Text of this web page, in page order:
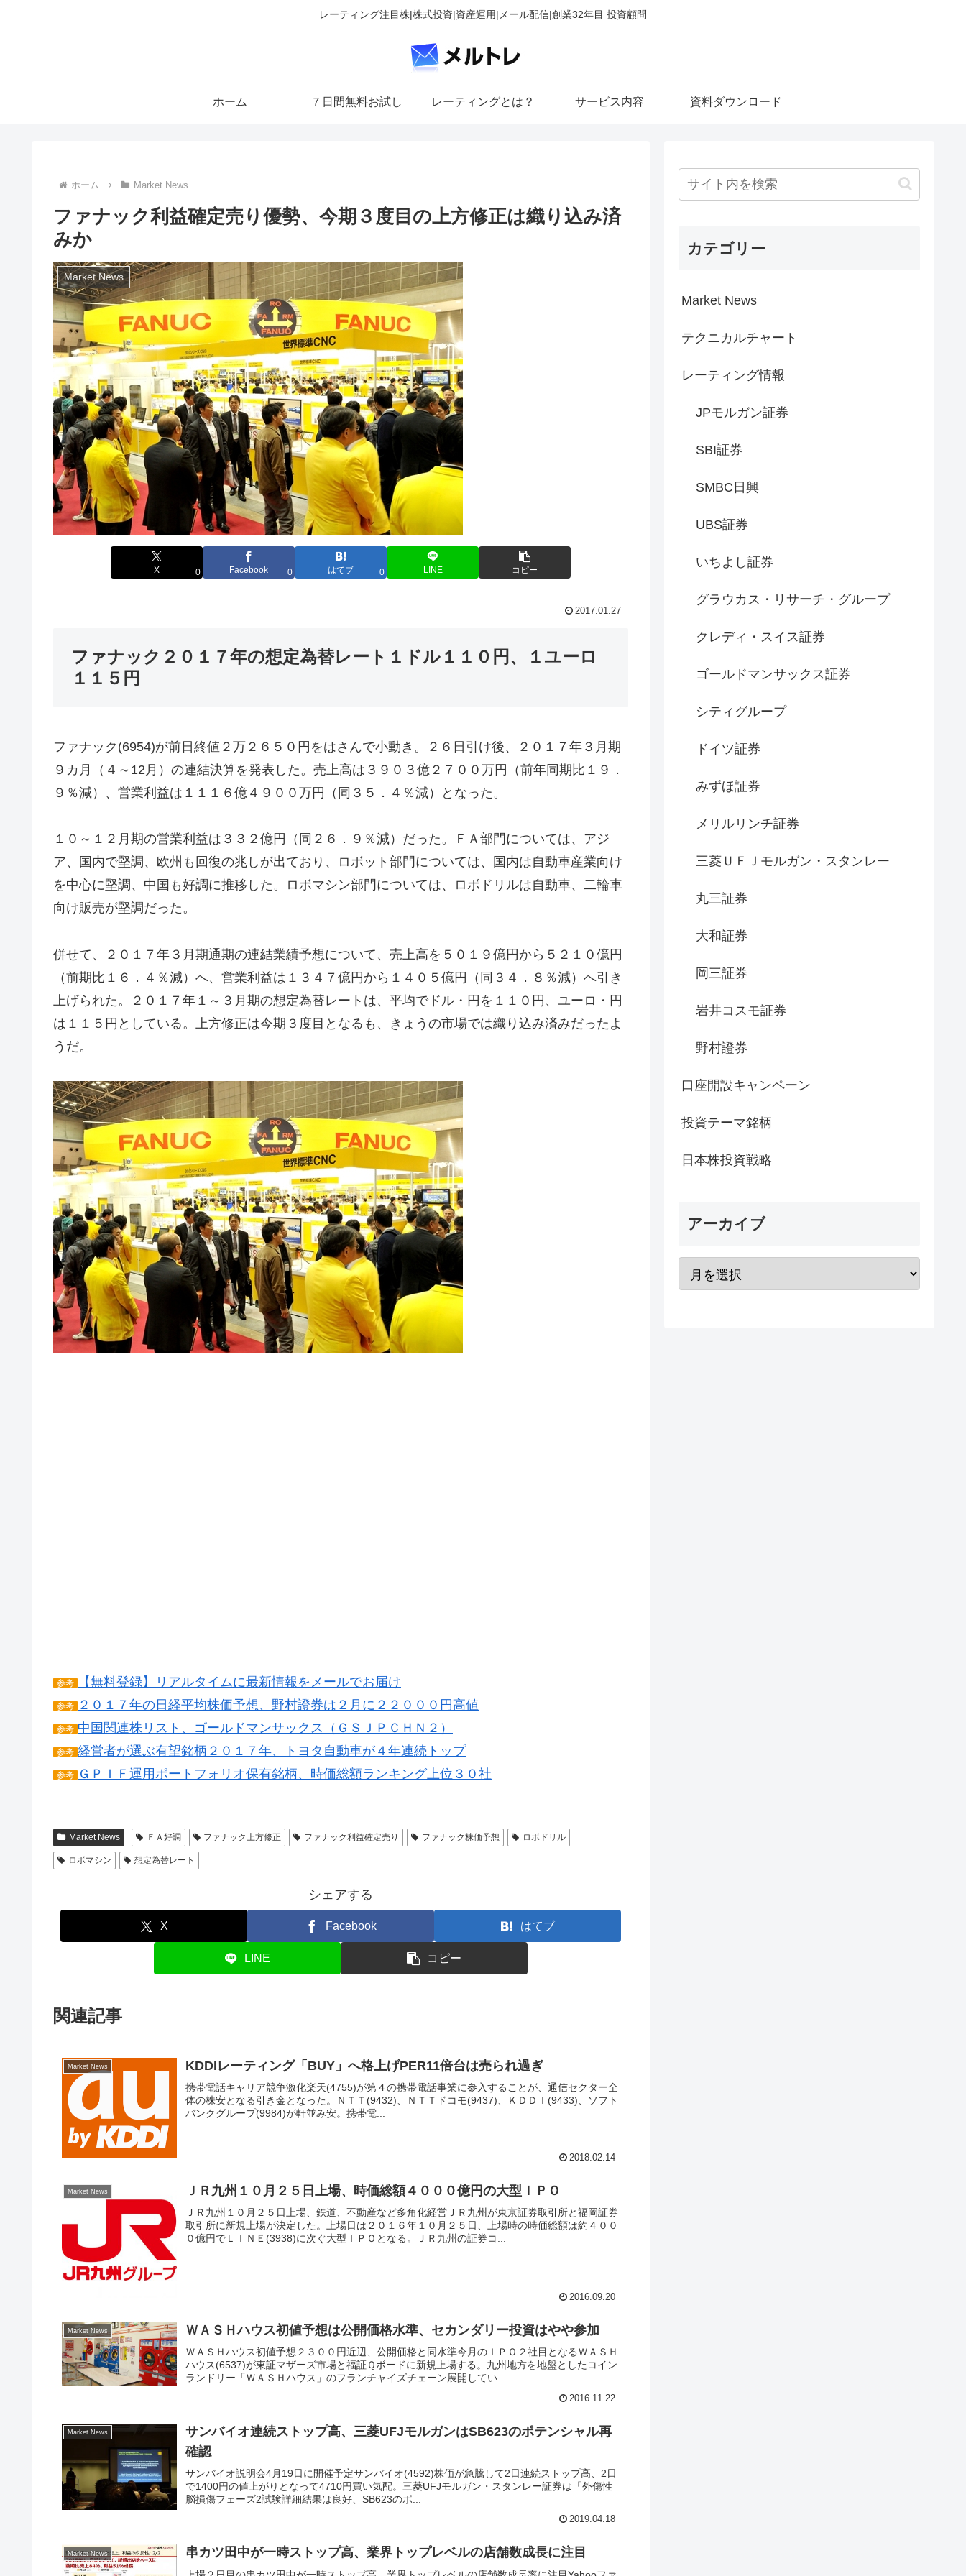
レーティング注目株|株式投資|資産運用|メール配信|創業32年目 投資顧問
ホーム ７日間無料お試し レーティングとは？ サービス内容 資料ダウンロード
ホーム Market News
ファナック利益確定売り優勢、今期３度目の上方修正は織り込み済
みか
Market News
X 0 Facebook 0 はてブ 0 LINE コピー
2017.01.27
ファナック２０１７年の想定為替レート１ドル１１０円、１ユーロ
１１５円
ファナック(6954)が前日終値２万２６５０円をはさんで小動き。２６日引け後、２０１７年３月期
９カ月（４～12月）の連結決算を発表した。売上高は３９０３億２７００万円（前年同期比１９．
９％減）、営業利益は１１１６億４９００万円（同３５．４％減）となった。
１０～１２月期の営業利益は３３２億円（同２６．９％減）だった。ＦＡ部門については、アジ
ア、国内で堅調、欧州も回復の兆しが出ており、ロボット部門については、国内は自動車産業向け
を中心に堅調、中国も好調に推移した。ロボマシン部門については、ロボドリルは自動車、二輪車
向け販売が堅調だった。
併せて、２０１７年３月期通期の連結業績予想について、売上高を５０１９億円から５２１０億円
（前期比１６．４％減）へ、営業利益は１３４７億円から１４０５億円（同３４．８％減）へ引き
上げられた。２０１７年１～３月期の想定為替レートは、平均でドル・円を１１０円、ユーロ・円
は１１５円としている。上方修正は今期３度目となるも、きょうの市場では織り込み済みだったよ
うだ。
参考 【無料登録】リアルタイムに最新情報をメールでお届け
参考 ２０１７年の日経平均株価予想、野村證券は２月に２２０００円高値
参考 中国関連株リスト、ゴールドマンサックス（ＧＳＪＰＣＨＮ２）
参考 経営者が選ぶ有望銘柄２０１７年、トヨタ自動車が４年連続トップ
参考 ＧＰＩＦ運用ポートフォリオ保有銘柄、時価総額ランキング上位３０社
Market News ＦＡ好調 ファナック上方修正 ファナック利益確定売り ファナック株価予想 ロボドリル
ロボマシン 想定為替レート
シェアする
X Facebook はてブ
LINE コピー
関連記事
Market News KDDIレーティング「BUY」へ格上げPER11倍台は売られ過ぎ
携帯電話キャリア競争激化楽天(4755)が第４の携帯電話事業に参入することが、通信セクター全
体の株安となる引き金となった。ＮＴＴ(9432)、ＮＴＴドコモ(9437)、ＫＤＤＩ(9433)、ソフト
バンクグループ(9984)が軒並み安。携帯電...
2018.02.14
Market News ＪＲ九州１０月２５日上場、時価総額４０００億円の大型ＩＰＯ
ＪＲ九州１０月２５日上場、鉄道、不動産など多角化経営ＪＲ九州が東京証券取引所と福岡証券
取引所に新規上場が決定した。上場日は２０１６年１０月２５日、上場時の時価総額は約４００
０億円でＬＩＮＥ(3938)に次ぐ大型ＩＰＯとなる。ＪＲ九州の証券コ...
2016.09.20
Market News ＷＡＳＨハウス初値予想は公開価格水準、セカンダリー投資はやや参加
ＷＡＳＨハウス初値予想２３００円近辺、公開価格と同水準今月のＩＰＯ２社目となるＷＡＳＨ
ハウス(6537)が東証マザーズ市場と福証Ｑボードに新規上場する。九州地方を地盤としたコイン
ランドリー「ＷＡＳＨハウス」のフランチャイズチェーン展開してい...
2016.11.22
Market News
サンバイオ連続ストップ高、三菱UFJモルガンはSB623のポテンシャル再
確認
サンバイオ説明会4月19日に開催予定サンバイオ(4592)株価が急騰して2日連続ストップ高、2日
で1400円の値上がりとなって4710円買い気配。三菱UFJモルガン・スタンレー証券は「外傷性
脳損傷フェーズ2試験詳細結果は良好、SB623のポ...
2019.04.18
Market News 串カツ田中が一時ストップ高、業界トップレベルの店舗数成長に注目
カテゴリー
Market News
テクニカルチャート
レーティング情報
JPモルガン証券
SBI証券
SMBC日興
UBS証券
いちよし証券
グラウカス・リサーチ・グループ
クレディ・スイス証券
ゴールドマンサックス証券
シティグループ
ドイツ証券
みずほ証券
メリルリンチ証券
三菱ＵＦＪモルガン・スタンレー
丸三証券
大和証券
岡三証券
岩井コスモ証券
野村證券
口座開設キャンペーン
投資テーマ銘柄
日本株投資戦略
アーカイブ